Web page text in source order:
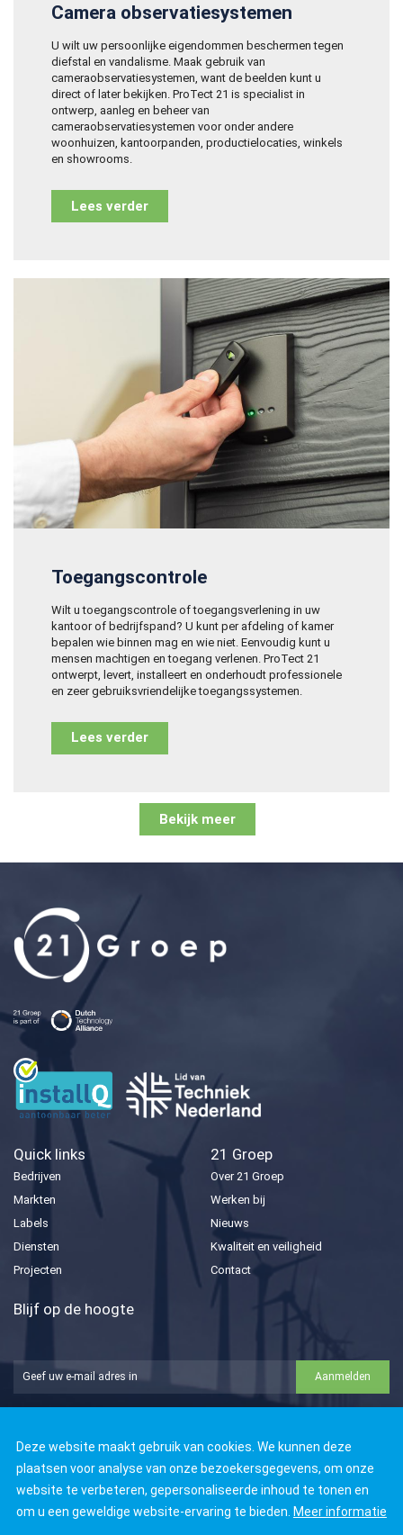
Deze website maakt gebruik van cookies. We kunnen deze
plaatsen voor analyse van onze bezoekersgegevens, om onze
website te verbeteren, gepersonaliseerde inhoud te tonen en
om u een geweldige website-ervaring te bieden. Meer informatie
Camera observatiesystemen
U wilt uw persoonlijke eigendommen beschermen tegen
diefstal en vandalisme. Maak gebruik van
cameraobservatiesystemen, want de beelden kunt u
direct of later bekijken. ProTect 21 is specialist in
ontwerp, aanleg en beheer van
cameraobservatiesystemen voor onder andere
woonhuizen, kantoorpanden, productielocaties, winkels
en showrooms.
Lees verder
Toegangscontrole
Wilt u toegangscontrole of toegangsverlening in uw
kantoor of bedrijfspand? U kunt per afdeling of kamer
bepalen wie binnen mag en wie niet. Eenvoudig kunt u
mensen machtigen en toegang verlenen. ProTect 21
ontwerpt, levert, installeert en onderhoudt professionele
en zeer gebruiksvriendelijke toegangssystemen.
Lees verder
Bekijk meer
Quick links
Bedrijven
Markten
Labels
Diensten
Projecten
21 Groep
Over 21 Groep
Werken bij
Nieuws
Kwaliteit en veiligheid
Contact
Blijf op de hoogte
Aanmelden